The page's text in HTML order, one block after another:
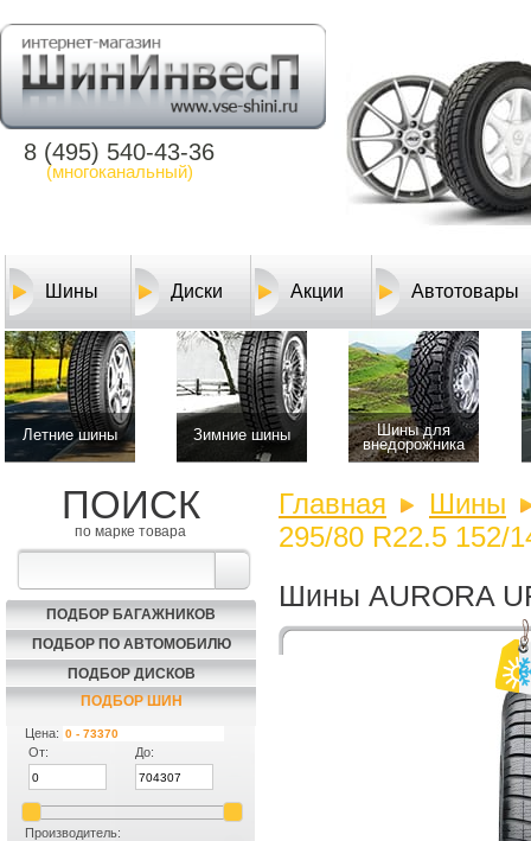
8 (495) 540-43-36
(многоканальный)
Шины Диски Акции Автотовары
Летние шины Зимние шины
Шины для
внедорожника
ПОИСК
по марке товара
ПОДБОР БАГАЖНИКОВ
ПОДБОР ПО АВТОМОБИЛЮ
ПОДБОР ДИСКОВ
ПОДБОР ШИН
Цена:
От:
До:
Производитель:
Главная
Шины
295/80 R22.5 152/
Шины AURORA